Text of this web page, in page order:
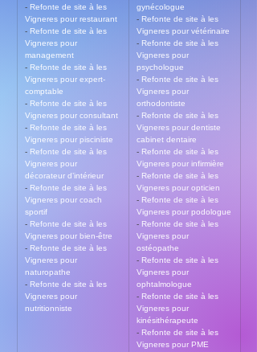
- Refonte de site à les
Vigneres pour restaurant
- Refonte de site à les
Vigneres pour
management
- Refonte de site à les
Vigneres pour expert-
comptable
- Refonte de site à les
Vigneres pour consultant
- Refonte de site à les
Vigneres pour pisciniste
- Refonte de site à les
Vigneres pour
décorateur d’intérieur
- Refonte de site à les
Vigneres pour coach
sportif
- Refonte de site à les
Vigneres pour bien-être
- Refonte de site à les
Vigneres pour
naturopathe
- Refonte de site à les
Vigneres pour
nutritionniste
gynécologue
- Refonte de site à les
Vigneres pour vétérinaire
- Refonte de site à les
Vigneres pour
psychologue
- Refonte de site à les
Vigneres pour
orthodontiste
- Refonte de site à les
Vigneres pour dentiste
cabinet dentaire
- Refonte de site à les
Vigneres pour infirmière
- Refonte de site à les
Vigneres pour opticien
- Refonte de site à les
Vigneres pour podologue
- Refonte de site à les
Vigneres pour
ostéopathe
- Refonte de site à les
Vigneres pour
ophtalmologue
- Refonte de site à les
Vigneres pour
kinésithérapeute
- Refonte de site à les
Vigneres pour PME